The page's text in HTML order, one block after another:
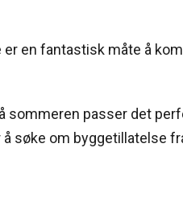
en fantastisk måte å
sommeren passer det
søke om byggetillatelse